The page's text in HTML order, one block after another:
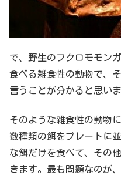
で、野生のフクロモモン
食べる雑食性の動物で、
言うことが分かると思いま
そのような雑食性の動物
数種類の餌をプレートに
な餌だけを食べて、その
きます。最も問題なのが